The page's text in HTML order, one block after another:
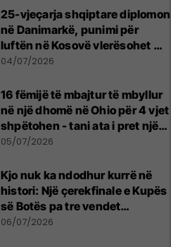
25-vjeçarja shqiptare diplomon
në Danimarkë, punimi për
luftën në Kosovë vlerësohet me
notën më të lartë
04/07/2026
16 fëmijë të mbajtur të mbyllur
në një dhomë në Ohio për 4 vjet
shpëtohen - tani ata i pret një
sfidë e madhe
05/07/2026
Kjo nuk ka ndodhur kurrë në
histori: Një çerekfinale e Kupës
së Botës pa tre vendet
legjendare të futbollit
06/07/2026